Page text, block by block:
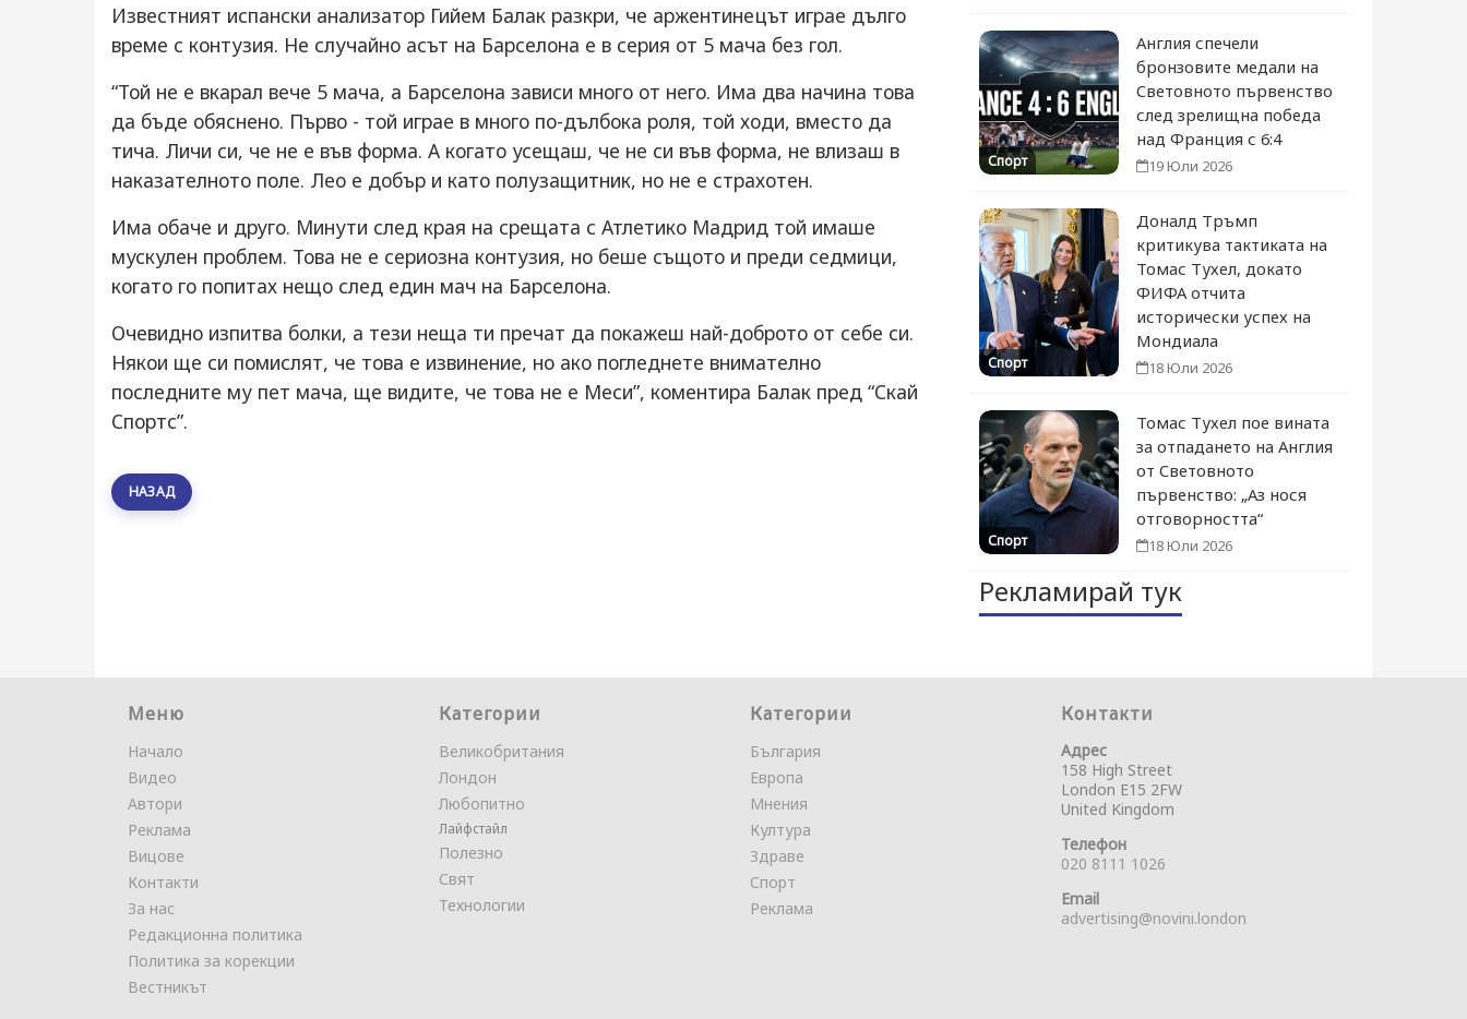
Известният испански анализатор Гийем Балак разкри, че аржентинецът играе дълго
време с контузия. Не случайно асът на Барселона е в серия от 5 мача без гол.
“Той не е вкарал вече 5 мача, а Барселона зависи много от него. Има два начина това
да бъде обяснено. Първо - той играе в много по-дълбока роля, той ходи, вместо да
тича. Личи си, че не е във форма. А когато усещаш, че не си във форма, не влизаш в
наказателното поле. Лео е добър и като полузащитник, но не е страхотен.
Има обаче и друго. Минути след края на срещата с Атлетико Мадрид той имаше
мускулен проблем. Това не е сериозна контузия, но беше същото и преди седмици,
когато го попитах нещо след един мач на Барселона.
Очевидно изпитва болки, а тези неща ти пречат да покажеш най-доброто от себе си.
Някои ще си помислят, че това е извинение, но ако погледнете внимателно
последните му пет мача, ще видите, че това не е Меси”, коментира Балак пред “Скай
Спортс”.
НАЗАД
Спорт
Англия спечели
бронзовите медали на
Световното първенство
след зрелищна победа
над Франция с 6:4
19 Юли 2026
Спорт
Доналд Тръмп
критикува тактиката на
Томас Тухел, докато
ФИФА отчита
исторически успех на
Мондиала
18 Юли 2026
Спорт
Томас Тухел пое вината
за отпадането на Англия
от Световното
първенство: „Аз нося
отговорността“
18 Юли 2026
Рекламирай тук
Меню
Начало
Видео
Автори
Реклама
Вицове
Контакти
За нас
Редакционна политика
Политика за корекции
Вестникът
Категории
Великобритания
Лондон
Любопитно
Лайфстайл
Полезно
Свят
Технологии
Категории
България
Европа
Мнения
Култура
Здраве
Спорт
Реклама
Контакти
Адрес
158 High Street
London E15 2FW
United Kingdom
Телефон
020 8111 1026
Email
advertising@novini.london